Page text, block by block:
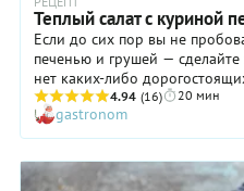
Теплый салат с куриной
Если до сих пор вы не
печенью и грушей —
нет каких-либо
ингредиентов, но результат
куриная печень в салате
грушами, изюмом и
Завершает эту изумительную
оливкового масла и
4.94 (16) 20 мин
gastronom